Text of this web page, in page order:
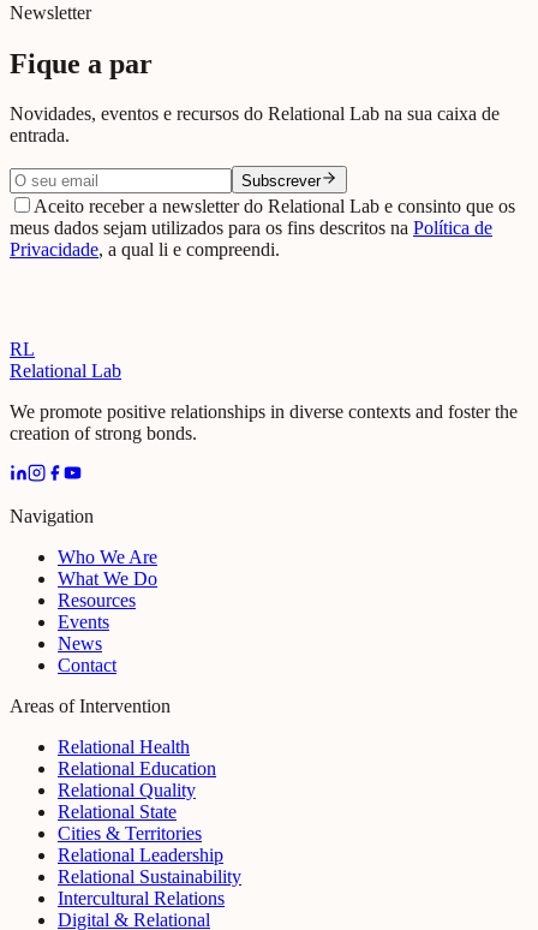
Newsletter
Fique a par
Novidades, eventos e recursos do Relational Lab na sua caixa de
entrada.
Subscrever
Aceito receber a newsletter do Relational Lab e consinto que os
meus dados sejam utilizados para os fins descritos na Política de
Privacidade, a qual li e compreendi.
RL
Relational Lab
We promote positive relationships in diverse contexts and foster the
creation of strong bonds.
Navigation
Who We Are
What We Do
Resources
Events
News
Contact
Areas of Intervention
Relational Health
Relational Education
Relational Quality
Relational State
Cities & Territories
Relational Leadership
Relational Sustainability
Intercultural Relations
Digital & Relational